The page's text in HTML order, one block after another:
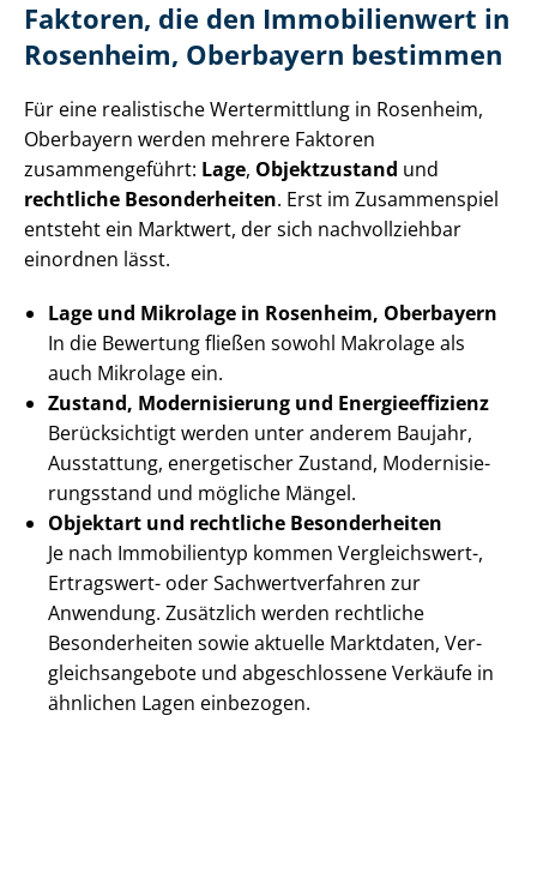
Faktoren, die den Immobilienwert in
Rosenheim, Oberbayern bestimmen
Für eine realistische Wertermittlung in Rosenheim,
Oberbayern werden mehrere Faktoren
zusammengeführt: Lage, Objektzustand und
rechtliche Besonderheiten. Erst im Zusammenspiel
entsteht ein Marktwert, der sich nachvollziehbar
einordnen lässt.
Lage und Mikrolage in Rosenheim, Oberbayern
In die Bewertung fließen sowohl Makrolage als
auch Mikrolage ein.
Zustand, Modernisierung und En­er­gie­ef­fi­zi­enz
Berücksichtigt werden unter anderem Baujahr,
Ausstattung, energetischer Zustand, Mo­der­ni­sie­
rungs­stand und mögliche Mängel.
Objektart und rechtliche Besonderheiten
Je nach Immobilientyp kommen Vergleichswert-,
Ertragswert- oder Sach­wert­ver­fah­ren zur
Anwendung. Zusätzlich werden rechtliche
Besonderheiten sowie aktuelle Marktdaten, Ver­
gleichs­an­ge­bo­te und abgeschlossene Verkäufe in
ähnlichen Lagen einbezogen.